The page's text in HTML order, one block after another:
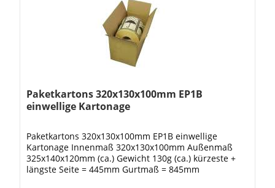
Paketkartons 320x130x100mm EP1B
einwellige Kartonage
Paketkartons 320x130x100mm EP1B einwellige
Kartonage Innenmaß 320x130x100mm Außenmaß
325x140x120mm (ca.) Gewicht 130g (ca.) kürzeste +
längste Seite = 445mm Gurtmaß = 845mm